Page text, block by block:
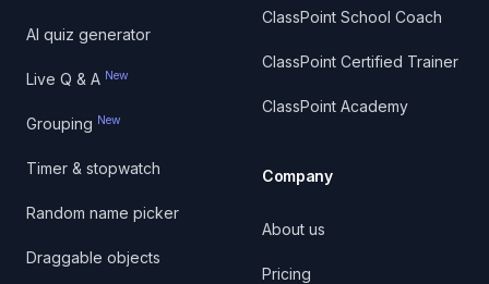
AI quiz generator
Live Q & A New
Grouping New
Timer & stopwatch
Random name picker
Draggable objects
ClassPoint School Coach
ClassPoint Certified Trainer
ClassPoint Academy
Company
About us
Pricing